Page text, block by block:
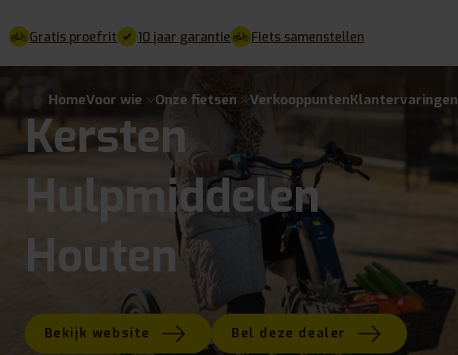
Gratis proefrit 10 jaar garantie Fiets samenstellen
HomeVoor wie Onze fietsen VerkooppuntenKlantervaringen
Kersten
Hulpmiddelen
Houten
Bekijk website Bel deze dealer